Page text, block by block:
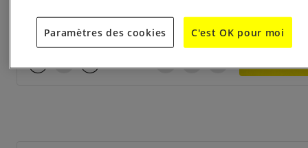
Paramètres des cookies C'est OK pour moi